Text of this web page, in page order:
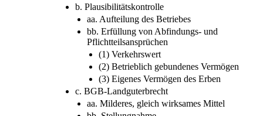
b. Plausibilitätskontrolle
aa. Aufteilung des Betriebes
bb. Erfüllung von Abfindungs- und
Pflichtteilsansprüchen
(1) Verkehrswert
(2) Betrieblich gebundenes Vermögen
(3) Eigenes Vermögen des Erben
c. BGB-Landguterbrecht
aa. Milderes, gleich wirksames Mittel